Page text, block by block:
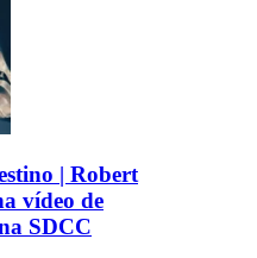
| Robert
vídeo de
SDCC